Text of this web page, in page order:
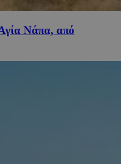
Νάπα, από